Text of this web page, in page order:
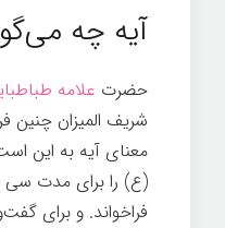
آیه چه
حضرت علامه
شریف المیزان
معناى آیه به این
(ع) را براى مدت
فراخواند. و براى